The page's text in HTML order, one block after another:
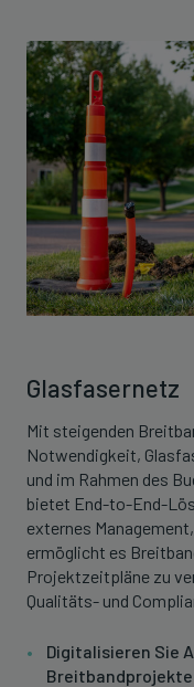
Glasfasernetz
Mit steigenden
Notwendigkeit,
und im Rahmen des
bietet End-to-End-
externes
ermöglicht es
Projektzeitpläne zu
Qualitäts- und
Digitalisieren Sie